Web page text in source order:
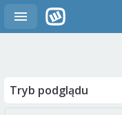
Tryb podglądu